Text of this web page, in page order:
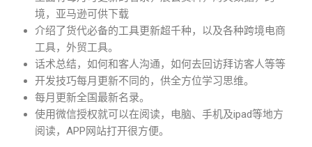
境，亚马逊可供下载
介绍了货代必备的工具更新超千种，以及各种跨境电商
工具，外贸工具。
话术总结，如何和客人沟通，如何去回访拜访客人等等
开发技巧每月更新不同的，供全方位学习思维。
每月更新全国最新名录。
使用微信授权就可以在阅读，电脑、手机及ipad等地方
阅读，APP网站打开很方便。